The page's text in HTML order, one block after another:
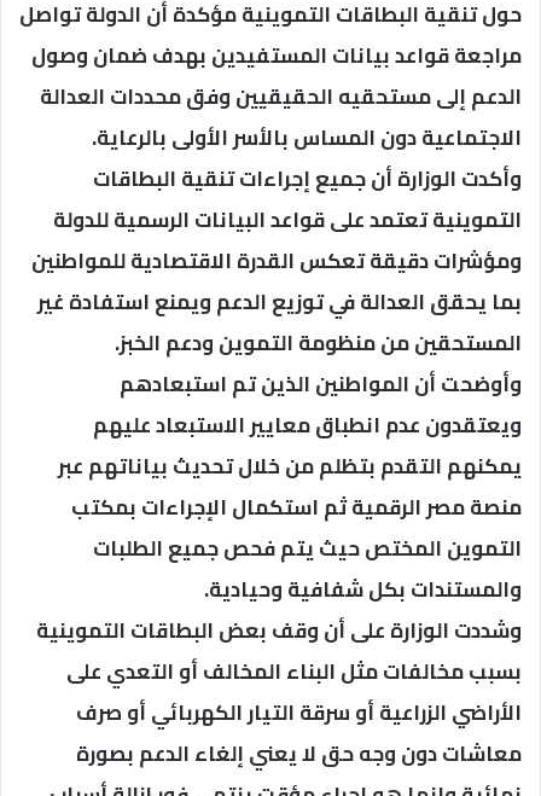
حول تنقية البطاقات التموينية مؤكدة أن الدولة تواصل
مراجعة قواعد بيانات المستفيدين بهدف ضمان وصول
الدعم إلى مستحقيه الحقيقيين وفق محددات العدالة
الاجتماعية دون المساس بالأسر الأولى بالرعاية.
وأكدت الوزارة أن جميع إجراءات تنقية البطاقات
التموينية تعتمد على قواعد البيانات الرسمية للدولة
ومؤشرات دقيقة تعكس القدرة الاقتصادية للمواطنين
بما يحقق العدالة في توزيع الدعم ويمنع استفادة غير
المستحقين من منظومة التموين ودعم الخبز.
وأوضحت أن المواطنين الذين تم استبعادهم
ويعتقدون عدم انطباق معايير الاستبعاد عليهم
يمكنهم التقدم بتظلم من خلال تحديث بياناتهم عبر
منصة مصر الرقمية ثم استكمال الإجراءات بمكتب
التموين المختص حيث يتم فحص جميع الطلبات
والمستندات بكل شفافية وحيادية.
وشددت الوزارة على أن وقف بعض البطاقات التموينية
بسبب مخالفات مثل البناء المخالف أو التعدي على
الأراضي الزراعية أو سرقة التيار الكهربائي أو صرف
معاشات دون وجه حق لا يعني إلغاء الدعم بصورة